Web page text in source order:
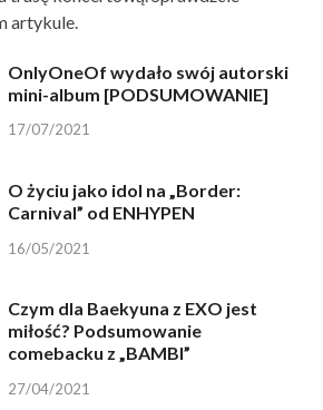
artykule.
OnlyOneOf wydało swój autorski
mini-album [PODSUMOWANIE]
17/07/2021
O życiu jako idol na „Border:
Carnival” od ENHYPEN
16/05/2021
Czym dla Baekyuna z EXO jest
miłość? Podsumowanie
comebacku z „BAMBI”
27/04/2021